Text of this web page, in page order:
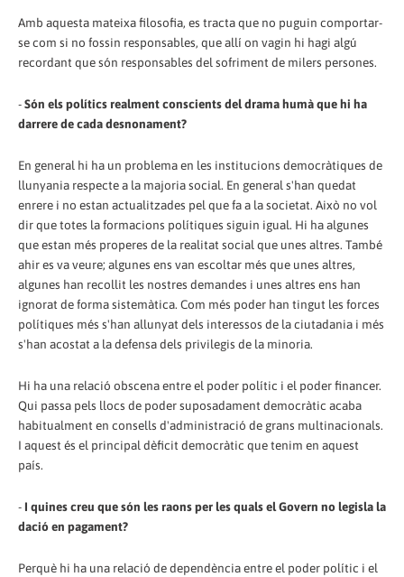
Amb aquesta mateixa filosofia, es tracta que no puguin comportar-
se com si no fossin responsables, que allí on vagin hi hagi algú
recordant que són responsables del sofriment de milers persones.
-Són els polítics realment conscients del drama humà que hi ha
darrere de cada desnonament?
En general hi ha un problema en les institucions democràtiques de
llunyania respecte a la majoria social. En general s'han quedat
enrere i no estan actualitzades pel que fa a la societat. Això no vol
dir que totes la formacions polítiques siguin igual. Hi ha algunes
que estan més properes de la realitat social que unes altres. També
ahir es va veure; algunes ens van escoltar més que unes altres,
algunes han recollit les nostres demandes i unes altres ens han
ignorat de forma sistemàtica. Com més poder han tingut les forces
polítiques més s'han allunyat dels interessos de la ciutadania i més
s'han acostat a la defensa dels privilegis de la minoria.
Hi ha una relació obscena entre el poder polític i el poder financer.
Qui passa pels llocs de poder suposadament democràtic acaba
habitualment en consells d'administració de grans multinacionals.
I aquest és el principal dèficit democràtic que tenim en aquest
país.
- I quines creu que són les raons per les quals el Govern no legisla la
dació en pagament?
Perquè hi ha una relació de dependència entre el poder polític i el